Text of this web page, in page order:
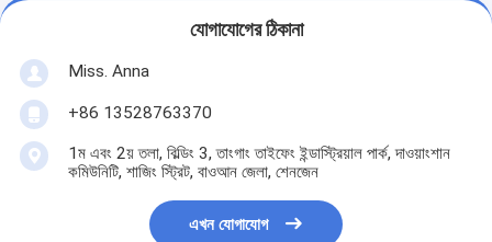
যোগাযোগের ঠিকানা
Miss. Anna
+86 13528763370
1ম এবং 2য় তলা, বিল্ডিং 3, তাংগাং তাইফেং ইন্ডাস্ট্রিয়াল পার্ক, দাওয়াংশান
কমিউনিটি, শাজিং স্ট্রিট, বাওআন জেলা, শেনজেন
এখন যোগাযোগ